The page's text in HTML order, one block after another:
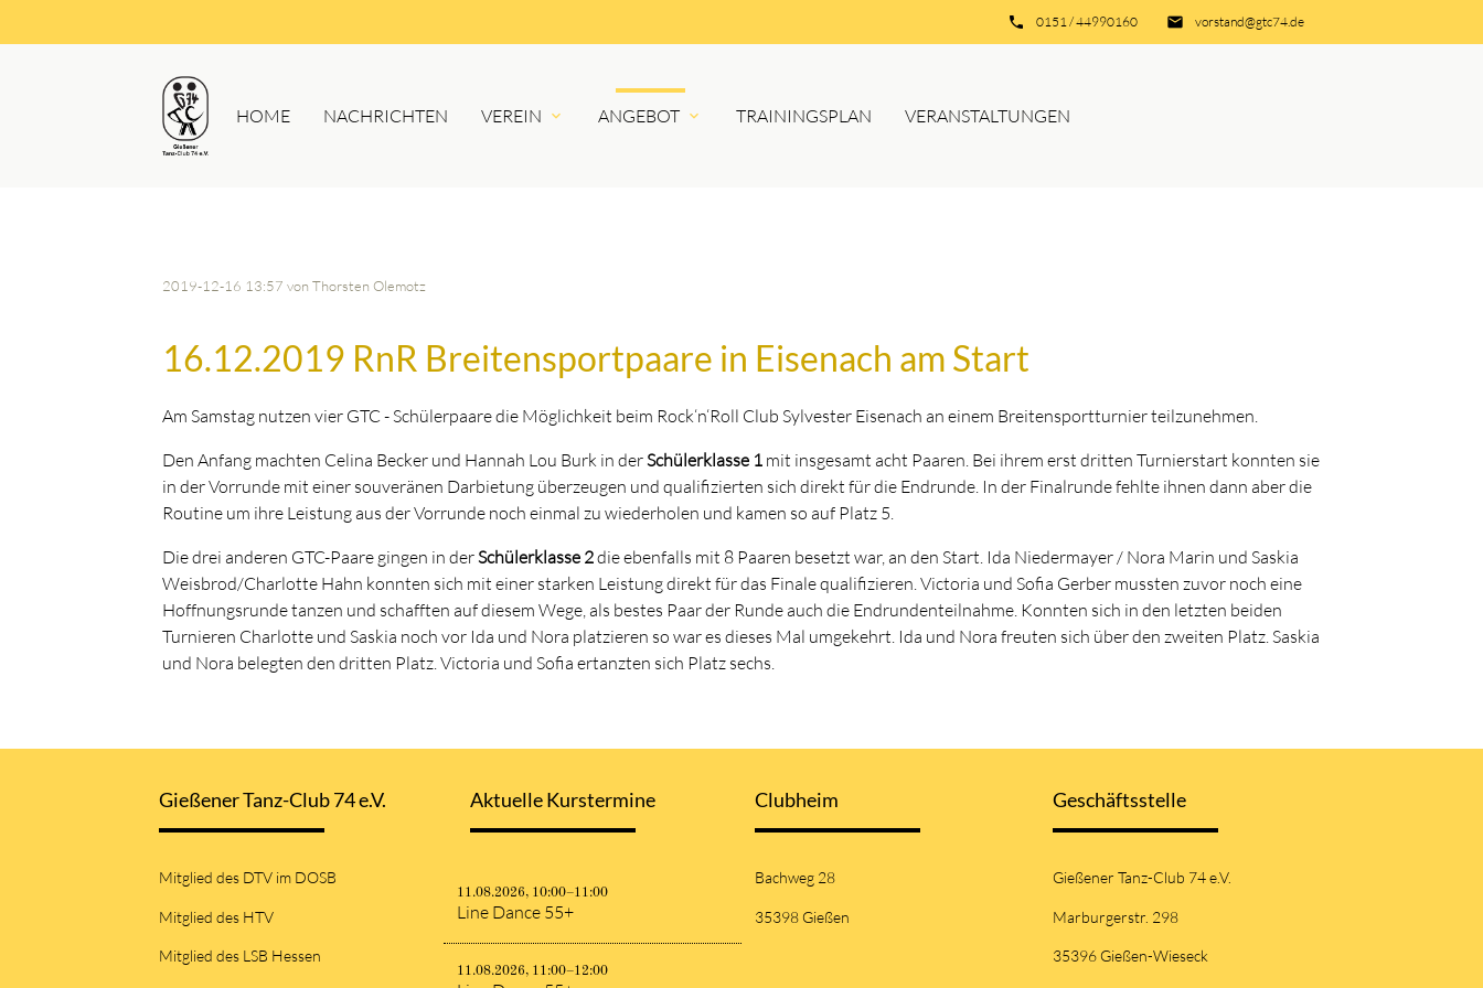
email vorstand@gtc74.de
phone 0151 / 44990160
HOME NACHRICHTEN VEREIN ANGEBOT TRAININGSPLAN VERANSTALTUNGEN
2019-12-16 13:57 von Thorsten Olemotz
16.12.2019 RnR Breitensportpaare in Eisenach am Start
Am Samstag nutzen vier GTC - Schülerpaare die Möglichkeit beim Rock‘n‘Roll Club Sylvester Eisenach an einem Breitensportturnier teilzunehmen.
Den Anfang machten Celina Becker und Hannah Lou Burk in derSchülerklasse 1 mit insgesamt acht Paaren. Bei ihrem erst dritten Turnierstart konnten sie
in der Vorrunde mit einer souveränen Darbietung überzeugen und qualifizierten sich direkt für die Endrunde. In der Finalrunde fehlte ihnen dann aber die
Routine um ihre Leistung aus der Vorrunde noch einmal zu wiederholen und kamen so auf Platz 5.
Die drei anderen GTC-Paare gingen in derSchülerklasse 2die ebenfalls mit 8 Paaren besetzt war, an den Start. Ida Niedermayer / Nora Marin und Saskia
Weisbrod/Charlotte Hahn konnten sich mit einer starken Leistung direkt für das Finale qualifizieren. Victoria und Sofia Gerber mussten zuvor noch eine
Hoffnungsrunde tanzen und schafften auf diesem Wege, als bestes Paar der Runde auch die Endrundenteilnahme. Konnten sich in den letzten beiden
Turnieren Charlotte und Saskia noch vor Ida und Nora platzieren so war es dieses Mal umgekehrt. Ida und Nora freuten sich über den zweiten Platz. Saskia
und Nora belegten den dritten Platz. Victoria und Sofia ertanzten sich Platz sechs.
Gießener Tanz-Club 74 e.V.
Mitglied des DTV im DOSB
Mitglied des HTV
Mitglied des LSB Hessen
Aktuelle Kurstermine
11.08.2026, 10:00–11:00
Line Dance 55+
11.08.2026, 11:00–12:00
Clubheim
Bachweg 28
35398 Gießen
Geschäftsstelle
Gießener Tanz-Club 74 e.V.
Marburgerstr. 298
35396 Gießen-Wieseck